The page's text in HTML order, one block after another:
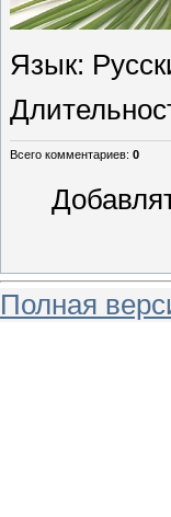
Язык:
Всего комментариев: 0
Полная